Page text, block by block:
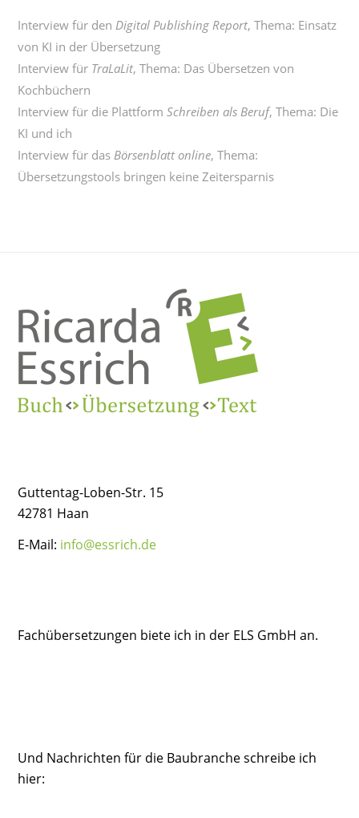
Interview für den Digital Publishing Report, Thema: Einsatz
von KI in der Übersetzung
Interview für TraLaLit, Thema: Das Übersetzen von
Kochbüchern
Interview für die PlattformSchreiben als Beruf, Thema: Die
KI und ich
Interview für das Börsenblatt online, Thema:
Übersetzungstools bringen keine Zeitersparnis
Guttentag-Loben-Str. 15
42781 Haan
E-Mail: info@essrich.de
Fachübersetzungen biete ich in der ELS GmbH an.
Und Nachrichten für die Baubranche schreibe ich
hier: